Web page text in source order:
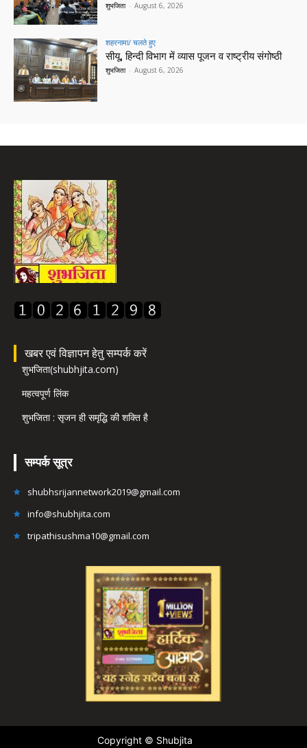
शुभजिता - August 6, 2026
शहरनामा/ चलते हुए
सीयू, हिन्दी विभाग में व्यास पूजन व राष्ट्रीय संगोष्ठी
शुभजिता - August 6, 2026
खबर एवं विज्ञापन हेतु सम्पर्क करें
शुभजिता(shubhjita.com)
महत्वपूर्ण लिंक
शुभजिता : सृजन ही समृद्धि की शक्ति है
सम्पर्क सूत्र
shubhsrijannetwork2019@gmail.com
info@shubhjita.com
tripathisushma10@gmail.com
Copyright © Shubjita